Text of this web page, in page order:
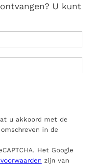
U kunt
u akkoord met de
in de
Het Google
zijn van